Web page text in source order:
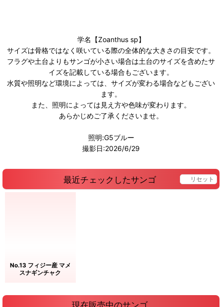
学名【Zoanthus sp】
サイズは骨格ではなく咲いている際の全体的な大きさの目安です。
フラグや土台よりもサンゴが小さい場合は土台のサイズを含めたサ
イズを記載している場合もございます。
水質や照明など環境によっては、サイズが変わる場合などもござい
ます。
また、照明によっては見え方や色味が変わります。
あらかじめご了承くださいませ。
照明:G5ブルー
撮影日:2026/6/29
最近チェックしたサンゴ リセット
No.13 フィジー産 マメ
スナギンチャク
現在販売中のサンゴ